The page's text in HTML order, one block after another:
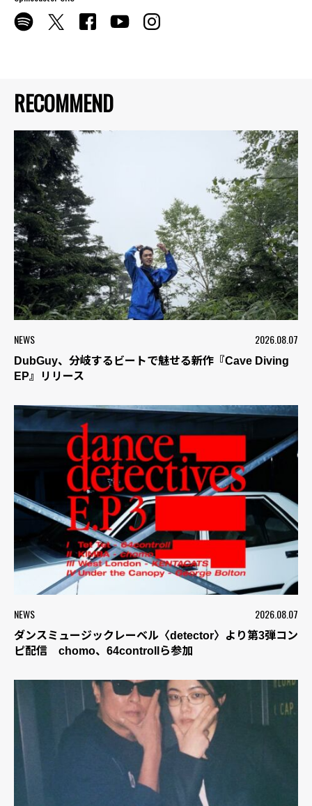
RECOMMEND
NEWS 2026.08.07
DubGuy、分岐するビートで魅せる新作『Cave Diving
EP』リリース
NEWS 2026.08.07
ダンスミュージックレーベル〈detector〉より第3弾コン
ピ配信 chomo、64controllら参加